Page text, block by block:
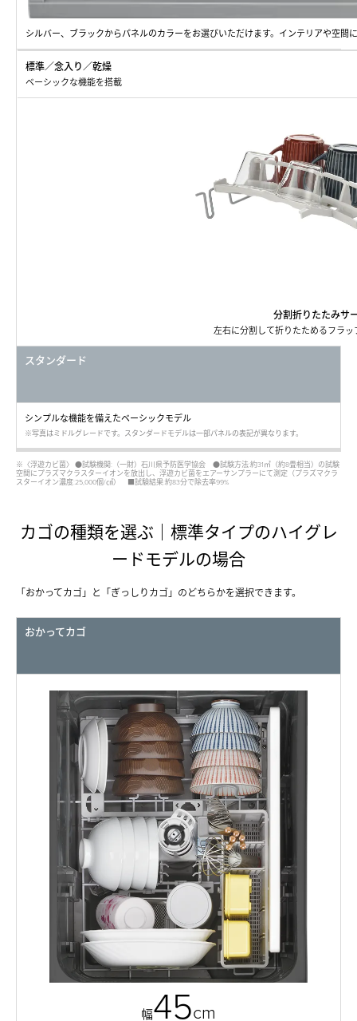
シルバー、ブラックからパネルのカラーをお選びいただけます。インテリアや空間
標準／念入り／乾燥
ベーシックな機能を搭載
分割折りたたみサ
左右に分割して折りたためるフラ
スタンダード
シンプルな機能を備えたベーシックモデル
※写真はミドルグレードです。スタンダードモデルは一部パネルの表記が異なります。
※〈浮遊カビ菌〉 ●試験機関:（一財）石川県予防医学協会 ●試験方法:約31㎥（約8畳相当）の試験
空間にプラズマクラスターイオンを放出し、浮遊カビ菌をエアーサンプラーにて測定（プラズマクラ
スターイオン濃度:25,000個/㎤） ■試験結果:約83分で除去率99%
カゴの種類を選ぶ｜標準タイプのハイグレ
ードモデルの場合
「おかってカゴ」と「ぎっしりカゴ」のどちらかを選択できます。
おかってカゴ
幅45cm